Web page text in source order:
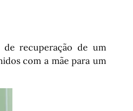
de recuperação de um
com a mãe para um